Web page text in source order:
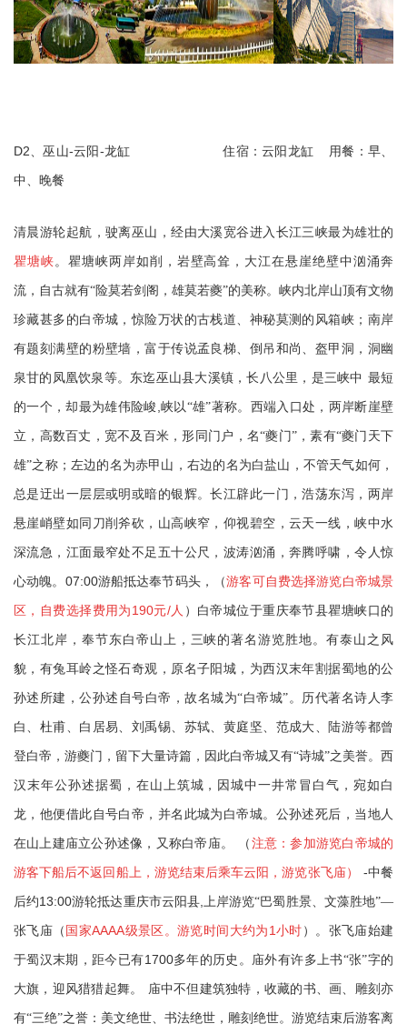
D2、巫山-云阳 -龙缸 住宿：云阳龙缸 用餐：早、
中、晚餐
清晨游轮起航，驶离巫山，经由大溪宽谷进入长江三峡最为雄壮的
瞿塘峡。瞿塘峡两岸如削，岩壁高耸，大江在悬崖绝壁中汹涌奔
流，自古就有“险莫若剑阁，雄莫若夔”的美称。峡内北岸山顶有文物
珍藏甚多的白帝城，惊险万状的古栈道、神秘莫测的风箱峡；南岸
有题刻满壁的粉壁墙，富于传说孟良梯、倒吊和尚、盔甲洞，洞幽
泉甘的凤凰饮泉等。东迄巫山县大溪镇，长八公里，是三峡中 最短
的一个，却最为雄伟险峻 峡以“雄”著称。西端入口处，两岸断崖壁
立，高数百丈，宽不及百米，形同门户，名“夔门”，素有“夔门天下
雄”之称；左边的名为赤甲山，右边的名为白盐山，不管天气如何，
总是迂出一层层或明或暗的银辉。长江辟此一门，浩荡东泻，两岸
悬崖峭壁如同刀削斧砍，山高峡窄，仰视碧空，云天一线，峡中水
深流急，江面最窄处不足五十公尺，波涛汹涌，奔腾呼啸，令人惊
心动魄。 07:00游船抵达奉节码头，（游客可自费选择游览白帝城景
区，自费选择费用为 190元/人 ）白帝城位于重庆奉节县瞿塘峡口的
长江北岸，奉节东白帝山上，三峡的著名游览胜地。有泰山之风
貌，有兔耳岭之怪石奇观，原名子阳城，为西汉末年割据蜀地的公
孙述所建，公孙述自号白帝，故名城为“白帝城”。历代著名诗人李
白、杜甫、白居易、刘禹锡、苏轼、黄庭坚、范成大、陆游等都曾
登白帝，游夔门，留下大量诗篇，因此白帝城又有“诗城”之美誉。西
汉末年公孙述据蜀，在山上筑城，因城中一井常冒白气，宛如白
龙，他便借此自号白帝，并名此城为白帝城。公孙述死后，当地人
在山上建庙立公孙述像，又称白帝庙。 （ 注意：参加游览白帝城的
游客下船后不返回船上，游览结束后乘车云阳，游览张飞庙） -中餐
后约13:00游轮抵达重庆市云阳县, 上岸游览“巴蜀胜景、文藻胜地”—
张飞庙（ 国家AAAA级景区。游览时间大约为 1 小时 ）。张飞庙始建
于蜀汉末期，距今已有1700多年的历史。庙外有许多上书“张”字的
大旗，迎风猎猎起舞。 庙中不但建筑独特，收藏的书、画、雕刻亦
有“三绝”之誉：美文绝世、书法绝世，雕刻绝世。 游览结束后游客离